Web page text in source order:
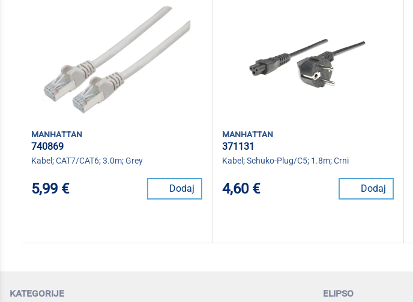
manhattan
740869
Kabel; CAT7/CAT6; 3.0m; Grey
5,99 € Dodaj
manhattan
371131
Kabel; Schuko-Plug/C5; 1.8m; Crni
4,60 € Dodaj
kategorije elipso